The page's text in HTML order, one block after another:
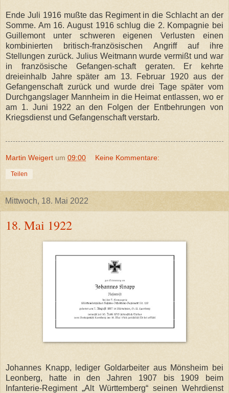
Ende Juli 1916 mußte das Regiment in die Schlacht an der
Somme. Am 16. August 1916 schlug die 2. Kompagnie bei
Guillemont unter schweren eigenen Verlusten einen
kombinierten britisch-französischen Angriff auf ihre
Stellungen zurück. Julius Weitmann wurde vermißt und war
in französische Gefangen-schaft geraten. Er kehrte
dreieinhalb Jahre später am 13. Februar 1920 aus der
Gefangenschaft zurück und wurde drei Tage später vom
Durchgangslager Mannheim in die Heimat entlassen, wo er
am 1. Juni 1922 an den Folgen der Entbehrungen von
Kriegsdienst und Gefangenschaft verstarb.
Martin Weigert um 09:00 Keine Kommentare:
Teilen
Mittwoch, 18. Mai 2022
18. Mai 1922
Johannes Knapp, lediger Goldarbeiter aus Mönsheim bei
Leonberg, hatte in den Jahren 1907 bis 1909 beim
Infanterie-Regiment „Alt Württemberg“ seinen Wehrdienst